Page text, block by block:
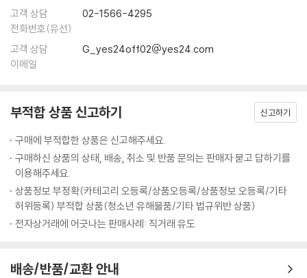
고객 상담
전화번호(유선)
02-1566-4295
고객 상담
이메일
G_yes24off02@yes24.com
부적합 상품 신고하기 신고하기
구매에 부적합한 상품은 신고해주세요.
구매하신 상품의 상태, 배송, 취소 및 반품 문의는 판매자 묻고 답하기를
이용해주세요.
상품정보 부정확(카테고리 오등록/상품오등록/상품정보 오등록/기타
허위등록) 부적합 상품(청소년 유해물품/기타 법규위반 상품)
전자상거래에 어긋나는 판매사례: 직거래 유도
배송/반품/교환 안내